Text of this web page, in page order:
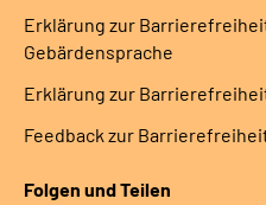
Erklärung zur
Gebärdensprache
Erklärung zur
Feedback zur
Folgen und Teilen